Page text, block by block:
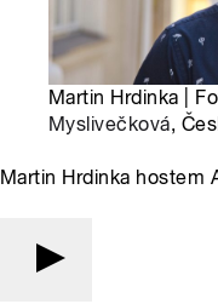
Martin Hrdinka |
Myslivečková,
Martin Hrdinka hostem